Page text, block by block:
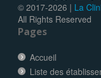
© 2017-2026 | La
All Rights Reserved
Pages
Accueil
Liste des